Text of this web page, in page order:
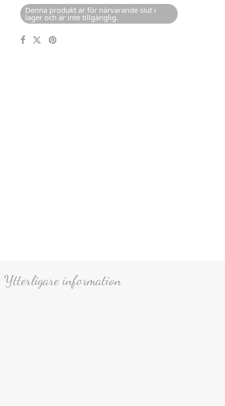
Denna produkt är för närvarande slut i
lager och är inte tillgänglig.
Ytterligare information